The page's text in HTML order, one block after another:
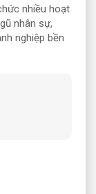
nhiều hoạt
nhân sự,
nghiệp bền